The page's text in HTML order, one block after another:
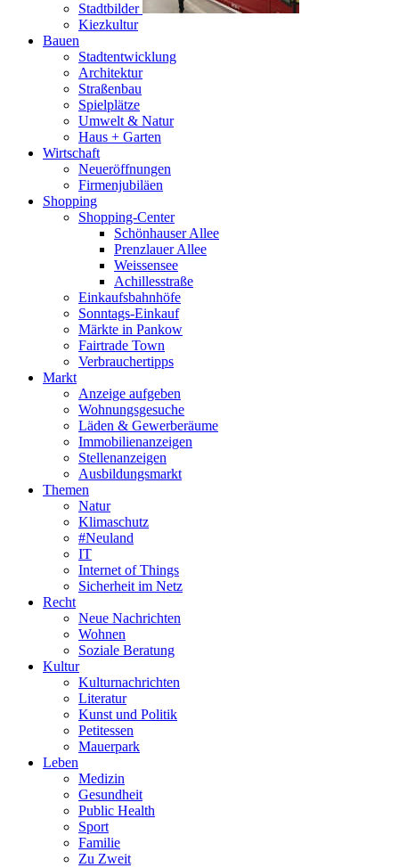
Stadtbilder
Kiezkultur
Bauen
Stadtentwicklung
Architektur
Straßenbau
Spielplätze
Umwelt & Natur
Haus + Garten
Wirtschaft
Neueröffnungen
Firmenjubiläen
Shopping
Shopping-Center
Schönhauser Allee
Prenzlauer Allee
Weissensee
Achillesstraße
Einkaufsbahnhöfe
Sonntags-Einkauf
Märkte in Pankow
Fairtrade Town
Verbrauchertipps
Markt
Anzeige aufgeben
Wohnungsgesuche
Läden & Gewerberäume
Immobilienanzeigen
Stellenanzeigen
Ausbildungsmarkt
Themen
Natur
Klimaschutz
#Neuland
IT
Internet of Things
Sicherheit im Netz
Recht
Neue Nachrichten
Wohnen
Soziale Beratung
Kultur
Kulturnachrichten
Literatur
Kunst und Politik
Petitessen
Mauerpark
Leben
Medizin
Gesundheit
Public Health
Sport
Familie
Zu Zweit